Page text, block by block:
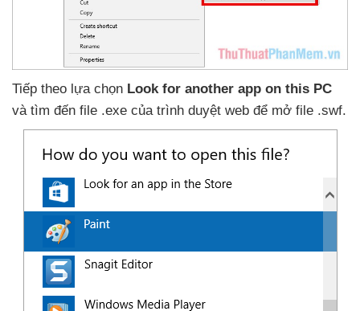
Tiếp theo lựa chọn Look for another app on this PC
và tìm đến file .exe của trình duyệt web để mở file .swf.